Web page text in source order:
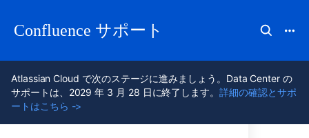
Confluence サポート
Atlassian Cloud で次のステージに進みましょう。Data Center の
サポートは、2029 年 3 月 28 日に終了します。詳細の確認とサポ
ートはこちら ->